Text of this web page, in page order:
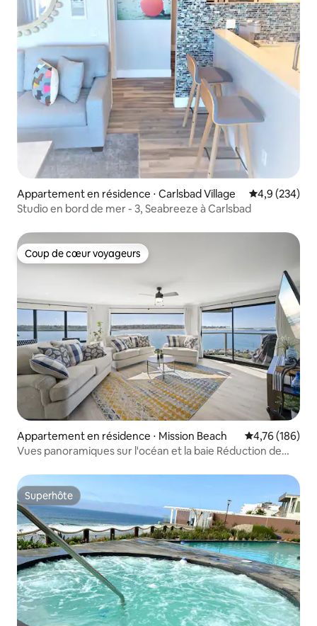
Appartement en résidence ⋅ Carlsbad Village Évaluation
4,9 (234)
Studio en bord de mer - 3, Seabreeze à Carlsbad
Coup de cœur voyageurs
Coup de cœur voyageurs
Appartement en résidence ⋅ Mission Beach Évaluation
4,76 (186)
Vues panoramiques sur l'océan et la baie Réduction de
Superhôte
Superhôte